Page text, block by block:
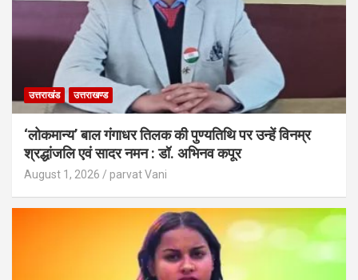
उत्तराखंड उत्तराखण्ड
‘लोकमान्य’ बाल गंगाधर तिलक की पुण्यतिथि पर उन्हें विनम्र
श्रद्धांजलि एवं सादर नमन : डॉ. अभिनव कपूर
August 1, 2026 parvat Vani